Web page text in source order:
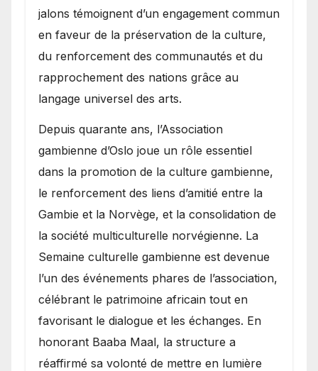
jalons témoignent d’un engagement commun
en faveur de la préservation de la culture,
du renforcement des communautés et du
rapprochement des nations grâce au
langage universel des arts.
​Depuis quarante ans, l’Association
gambienne d’Oslo joue un rôle essentiel
dans la promotion de la culture gambienne,
le renforcement des liens d’amitié entre la
Gambie et la Norvège, et la consolidation de
la société multiculturelle norvégienne. La
Semaine culturelle gambienne est devenue
l’un des événements phares de l’association,
célébrant le patrimoine africain tout en
favorisant le dialogue et les échanges. En
honorant Baaba Maal, la structure a
réaffirmé sa volonté de mettre en lumière